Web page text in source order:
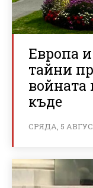
Европа
тайни
войната
къде
СРЯДА, 5